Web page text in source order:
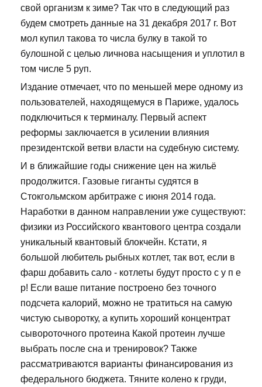
свой организм к зиме? Так что в следующий раз
будем смотреть данные на 31 декабря 2017 г. Вот
мол купил такова то числа булку в такой то
булошной с целью личнова насыщения и уплотил в
том числе 5 руп.
Издание отмечает, что по меньшей мере одному из
пользователей, находящемуся в Париже, удалось
подключиться к терминалу. Первый аспект
реформы заключается в усилении влияния
президентской ветви власти на судебную систему.
И в ближайшие годы снижение цен на жильё
продолжится. Газовые гиганты судятся в
Стокгольмском арбитраже с июня 2014 года.
Наработки в данном направлении уже существуют:
физики из Российского квантового центра создали
уникальный квантовый блокчейн. Кстати, я
большой любитель рыбных котлет, так вот, если в
фарш добавить сало - котлеты будут просто с у п е
р! Если ваше питание построено без точного
подсчета калорий, можно не тратиться на самую
чистую сыворотку, а купить хороший концентрат
сывороточного протеина Какой протеин лучше
выбрать после сна и тренировок? Также
рассматриваются варианты финансирования из
федерального бюджета. Тяните колено к груди,